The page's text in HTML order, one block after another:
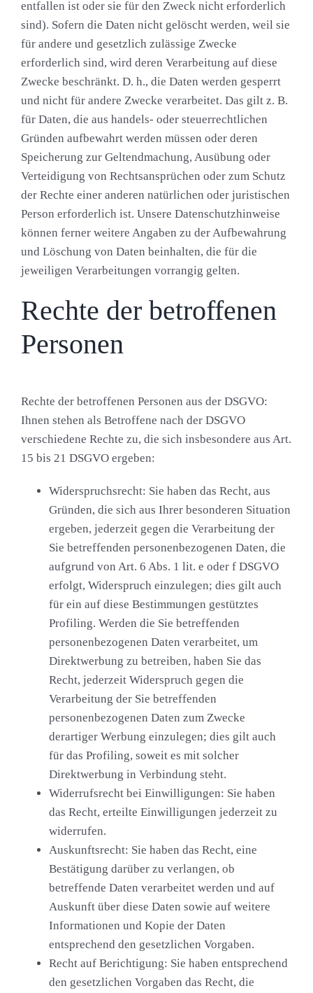
entfallen ist oder sie für den Zweck nicht erforderlich
sind). Sofern die Daten nicht gelöscht werden, weil sie
für andere und gesetzlich zulässige Zwecke
erforderlich sind, wird deren Verarbeitung auf diese
Zwecke beschränkt. D. h., die Daten werden gesperrt
und nicht für andere Zwecke verarbeitet. Das gilt z. B.
für Daten, die aus handels- oder steuerrechtlichen
Gründen aufbewahrt werden müssen oder deren
Speicherung zur Geltendmachung, Ausübung oder
Verteidigung von Rechtsansprüchen oder zum Schutz
der Rechte einer anderen natürlichen oder juristischen
Person erforderlich ist. Unsere Datenschutzhinweise
können ferner weitere Angaben zu der Aufbewahrung
und Löschung von Daten beinhalten, die für die
jeweiligen Verarbeitungen vorrangig gelten.
Rechte der betroffenen
Personen
Rechte der betroffenen Personen aus der DSGVO:
Ihnen stehen als Betroffene nach der DSGVO
verschiedene Rechte zu, die sich insbesondere aus Art.
15 bis 21 DSGVO ergeben:
Widerspruchsrecht: Sie haben das Recht, aus
Gründen, die sich aus Ihrer besonderen Situation
ergeben, jederzeit gegen die Verarbeitung der
Sie betreffenden personenbezogenen Daten, die
aufgrund von Art. 6 Abs. 1 lit. e oder f DSGVO
erfolgt, Widerspruch einzulegen; dies gilt auch
für ein auf diese Bestimmungen gestütztes
Profiling. Werden die Sie betreffenden
personenbezogenen Daten verarbeitet, um
Direktwerbung zu betreiben, haben Sie das
Recht, jederzeit Widerspruch gegen die
Verarbeitung der Sie betreffenden
personenbezogenen Daten zum Zwecke
derartiger Werbung einzulegen; dies gilt auch
für das Profiling, soweit es mit solcher
Direktwerbung in Verbindung steht.
Widerrufsrecht bei Einwilligungen: Sie haben
das Recht, erteilte Einwilligungen jederzeit zu
widerrufen.
Auskunftsrecht: Sie haben das Recht, eine
Bestätigung darüber zu verlangen, ob
betreffende Daten verarbeitet werden und auf
Auskunft über diese Daten sowie auf weitere
Informationen und Kopie der Daten
entsprechend den gesetzlichen Vorgaben.
Recht auf Berichtigung: Sie haben entsprechend
den gesetzlichen Vorgaben das Recht, die